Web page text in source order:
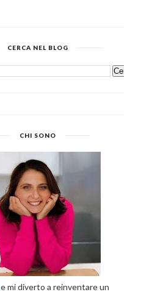
CERCA NEL BLOG
CHI SONO
e mi diverto a reinventare un